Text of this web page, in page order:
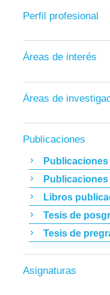
Perfil profesional
Áreas de interés
Áreas de
Publicaciones
Libros
Tesis de
Tesis de
Asignaturas